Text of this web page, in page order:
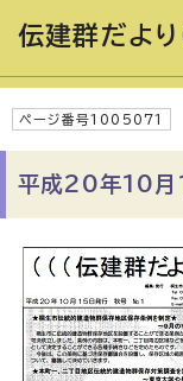
伝建群だより
ページ番号1005071
平成20年10月